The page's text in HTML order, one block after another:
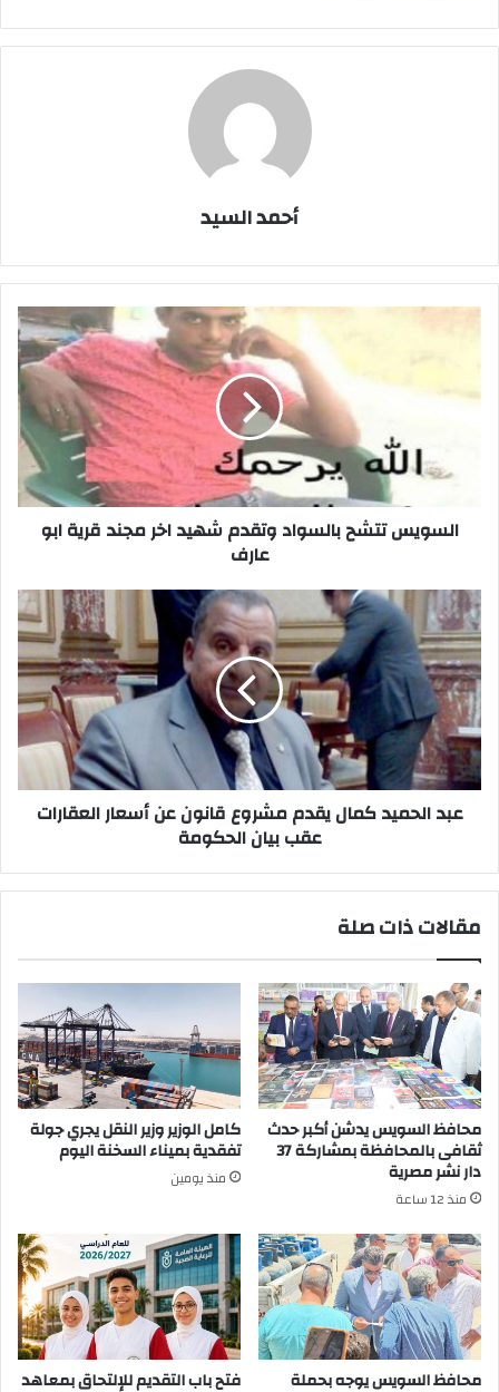
أحمد السيد
شهيد
عارفالسويس تتشح بالسواد وتقدم شهيد اخر مجند قرية ابو
عارف
عبد
الحميد
كمال
يقدم
مشروع
قانون
عن
أسعار
العقارات
عقب
عبد الحميد كمال يقدم مشروع قانون عن أسعار العقارات
عقب بيان الحكومة
مقالات ذات صلة
محافظ السويس يدشن أكبر حدث
ثقافى بالمحافظة بمشاركة 37
دار نشر مصرية
منذ 12 ساعة
كامل الوزير وزير النقل يجري جولة
تفقدية بميناء السخنة اليوم
منذ يومين
محافظ السويس يوجه بحملة فتح باب التقديم للإلتحاق بمعاهد